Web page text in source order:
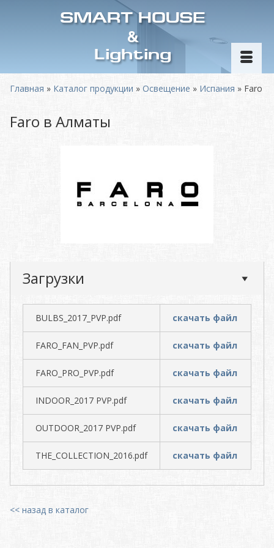
SMART HOUSE
&
Lighting
Главная » Каталог продукции » Освещение » Испания » Faro
Faro в Алматы
Загрузки
BULBS_2017_PVP.pdf скачать файл
FARO_FAN_PVP.pdf скачать файл
FARO_PRO_PVP.pdf скачать файл
INDOOR_2017 PVP.pdf скачать файл
OUTDOOR_2017 PVP.pdf скачать файл
THE_COLLECTION_2016.pdf скачать файл
<< назад в каталог